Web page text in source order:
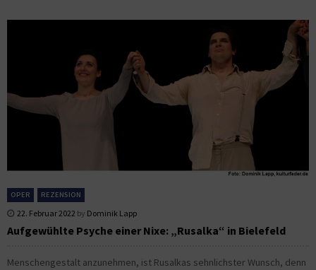
OPER REZENSION
22. Februar 2022 by Dominik Lapp
Aufgewühlte Psyche einer Nixe: „Rusalka“ in Bielefeld
Menschengestalt anzunehmen, ist Rusalkas sehnlichster Wunsch, denn